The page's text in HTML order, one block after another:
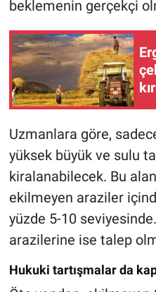
beklemenin gerçekçi
Uzmanlara göre,
yüksek büyük ve sulu
kiralanabilecek. Bu
ekilmeyen araziler
yüzde 5-10
arazilerine ise talep
Hukuki tartışmalar da